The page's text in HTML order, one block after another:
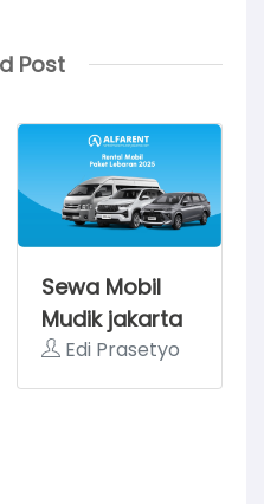
Post
Sewa Mobil
Mudik jakarta
Semarang
Edi Prasetyo